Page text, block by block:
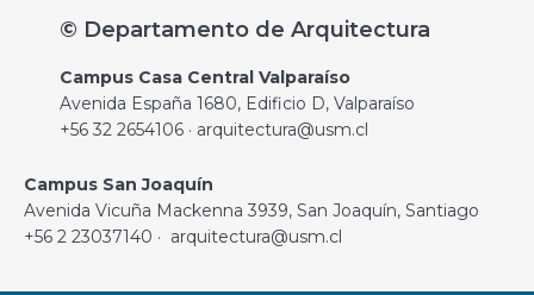
© Departamento de Arquitectura
Campus Casa Central Valparaíso
Avenida España 1680, Edificio D, Valparaíso
+56 32 2654106 · arquitectura@usm.cl
Campus San Joaquín
Avenida Vicuña Mackenna 3939, San Joaquín, Santiago
+56 2 23037140 · arquitectura@usm.cl